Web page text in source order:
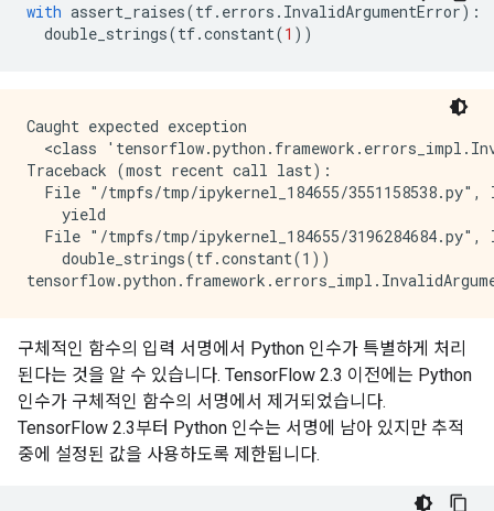
with assert_raises(tf. errors . InvalidArgumentError):
double_strings(tf.constant(1 ))
Caught expected exception
<class
Traceback (most recent call last):
File "/tmpfs/tmp/ipykernel_184655/3551158538.py",
    yield
File "/tmpfs/tmp/ipykernel_184655/3196284684.py",
    double_strings(tf.constant(1))
구체적인 함수의 입력 서명에서 Python 인수가 특별하게 처리
된다는 것을 알 수 있습니다. TensorFlow 2.3 이전에는 Python
인수가 구체적인 함수의 서명에서 제거되었습니다.
TensorFlow 2.3부터 Python 인수는 서명에 남아 있지만 추적
중에 설정된 값을 사용하도록 제한됩니다.